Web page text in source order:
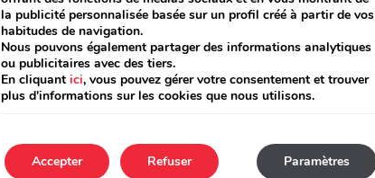
la publicité personnalisée basée sur un profil créé à partir de vos
habitudes de navigation.
Nous pouvons également partager des informations analytiques
ou publicitaires avec des tiers.
En cliquant ici, vous pouvez gérer votre consentement et trouver
plus d'informations sur les cookies que nous utilisons.
Accepter Paramètres
Refuser